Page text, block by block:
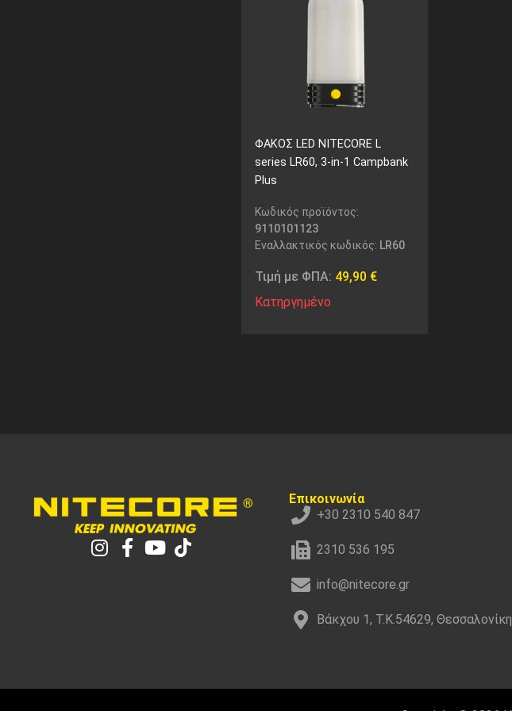
ΦΑΚΟΣ LED NITECORE L
series LR60, 3-in-1 Campbank
Plus
Κωδικός προϊόντος:
9110101123
Εναλλακτικός κωδικός: LR60
Τιμή με ΦΠΑ: 49,90 €
Κατηργημένο
Επικοινωνία
+30 2310 540 847
2310 536 195
info@nitecore.gr
Βάκχου 1, Τ.Κ.54629, Θεσσαλονίκη